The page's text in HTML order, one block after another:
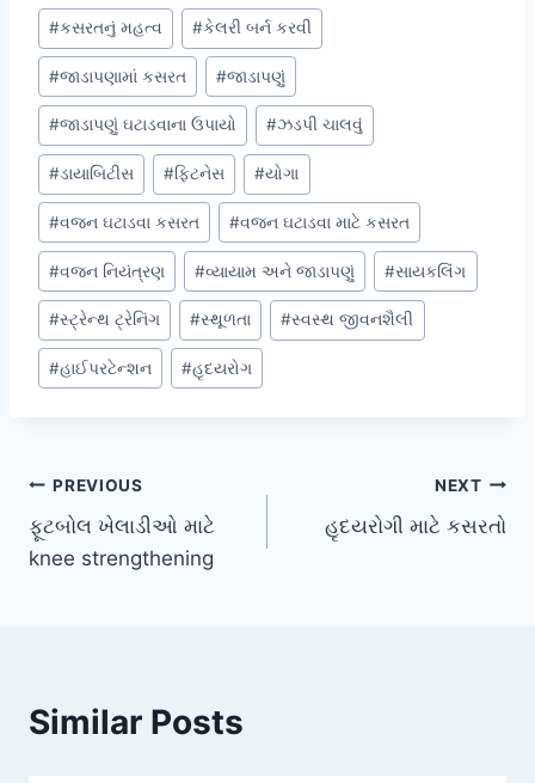
Post
Tags:
#કસરતનું મહત્વ #કેલરી બર્ન કરવી
#જાડાપણામાં કસરત #જાડાપણું
#જાડાપણું ઘટાડવાના ઉપાયો #ઝડપી ચાલવું
#ડાયાબિટીસ #ફિટનેસ #યોગા
#વજન ઘટાડવા કસરત #વજન ઘટાડવા માટે કસરત
#વજન નિયંત્રણ #વ્યાયામ અને જાડાપણું #સાયકલિંગ
#સ્ટ્રેન્થ ટ્રેનિંગ #સ્થૂળતા #સ્વસ્થ જીવનશૈલી
#હાઈપરટેન્શન #હૃદયરોગ
Post
navigation
PREVIOUS
ફૂટબોલ ખેલાડીઓ માટે
knee strengthening
NEXT
હૃદયરોગી માટે કસરતો
Similar Posts